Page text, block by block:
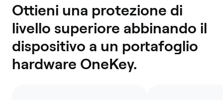
Ottieni una protezione di
livello superiore abbinando il
dispositivo a un portafoglio
hardware OneKey.